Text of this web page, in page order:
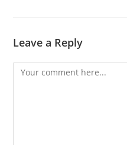
Leave a Reply
Comment